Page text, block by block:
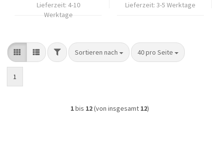
Lieferzeit: 4-10
Werktage
Lieferzeit: 3-5 Werktage
FILTERSortieren nach
Sortieren nach 40 pro Seite
pro Seite
1
1bis 12(von insgesamt 12)